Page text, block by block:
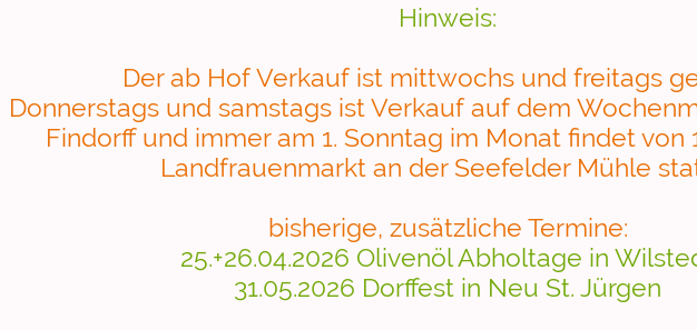
Hinweis:
Der ab Hof Verkauf ist mittwochs und freitags
Donnerstags und samstags ist Verkauf auf dem
Findorff und immer am 1. Sonntag im Monat findet von
Landfrauenmarkt an der Seefelder Mühle
bisherige, zusätzliche Termine:
25.+26.04.2026 Olivenöl Abholtage in
31.05.2026 Dorffest in Neu St. Jürgen